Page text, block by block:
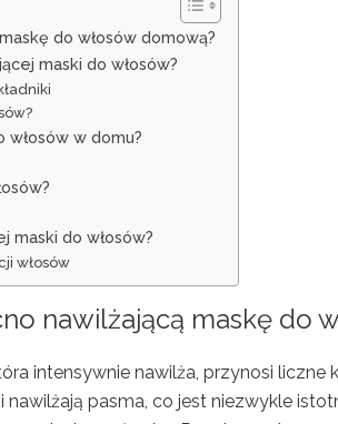
do włosów domową?
maski do włosów?
włosów w domu?
maski do włosów?
włosów
nawilżającą maskę do
intensywnie nawilża, przynosi liczne
pasma, co jest niezwykle